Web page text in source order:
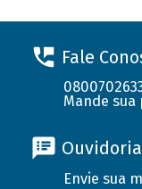
Fale
Mande
Ouvidoria
Envie sua